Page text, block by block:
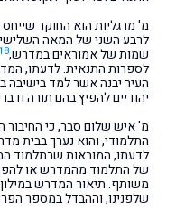
מ' מרגליות הוא החוקר
לרבע השני של המאה
שמות של אמוראים במדרש,18
לספרות התנאית. לדעתו,
העיר יבנה אשר למד בישיבה
יהודיים להפיץ בהם תורה
מ' איש שלום סבר, כי החיבור
התלמודי, והוא נערך בבית
לדעתו, המובאות שבתלמוד
של התלמוד מהמדרש או
משותף. תיאור המדרש
שלפנינו, וההבדל במספר